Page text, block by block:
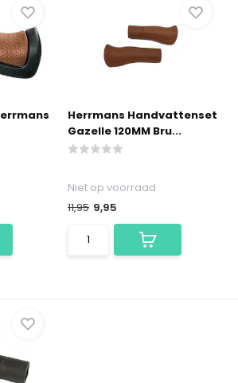
Herrmans Handvattenset
Gazelle 120MM Bru...
Niet op voorraad
11,95 9,95